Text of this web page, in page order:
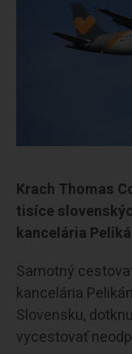
Krach Thomas
tisíce
kancelária
Samotný
kancelária
Slovensku,
vycestovať